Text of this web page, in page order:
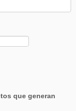
que generan